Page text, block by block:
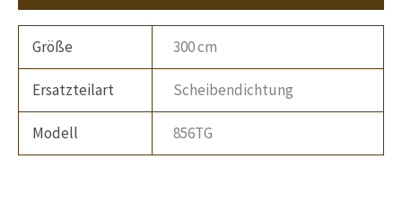
Größe 300 cm
Ersatzteilart Scheibendichtung
Modell 856TG